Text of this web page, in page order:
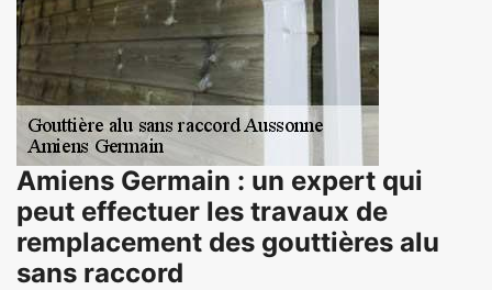
Amiens Germain : un expert qui
peut effectuer les travaux de
remplacement des gouttières alu
sans raccord